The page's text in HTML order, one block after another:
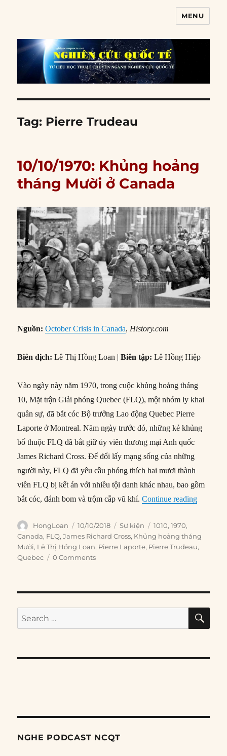
MENU
Tag: Pierre Trudeau
10/10/1970: Khủng hoảng
tháng Mười ở Canada
Nguồn: October Crisis in Canada, History.com
Biên dịch: Lê Thị Hồng Loan |Biên tập:Lê Hồng Hiệp
Vào ngày này năm 1970, trong cuộc khủng hoảng tháng
10, Mặt trận Giải phóng Quebec (FLQ), một nhóm ly khai
quân sự, đã bắt cóc Bộ trưởng Lao động Quebec Pierre
Laporte ở Montreal. Năm ngày trước đó, những kẻ khủng
bố thuộc FLQ đã bắt giữ ủy viên thương mại Anh quốc
James Richard Cross. Để đổi lấy mạng sống của những
người này, FLQ đã yêu cầu phóng thích hai mươi thành
viên FLQ bị kết án với nhiều tội danh khác nhau, bao gồm
bắt cóc, đánh bom và trộm cắp vũ khí.Continue reading“10/10/
Author
HongLoan
Posted
on
10/10/2018 Categories
Sự kiện Tags
1010,1970,
Canada, FLQ,James Richard Cross, Khủng hoảng tháng
Mười, Lê Thị Hồng Loan, Pierre Laporte, Pierre Trudeau,
Quebec
0 Comments
Search
for:
NGHE PODCAST NCQT